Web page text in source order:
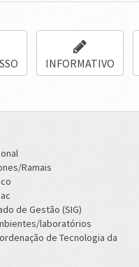
INFORMATIVO
Ramais
de Gestão (SIG)
laboratórios
de Tecnologia da